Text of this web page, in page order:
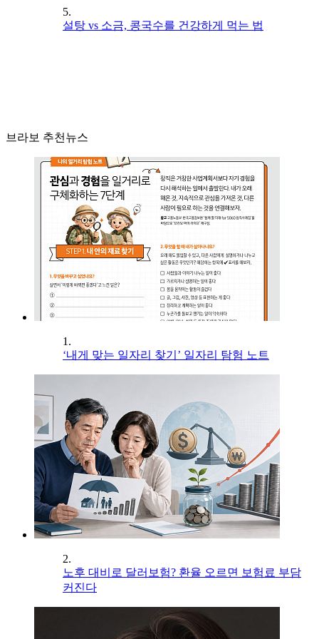
5.
설탕 vs 소금, 콩국수를 건강하게 먹는 법
브라보 추천뉴스
1.
‘내게 맞는 일자리 찾기’ 일자리 탐험 노트
2.
노후 대비로 달러보험? 환율 오르면 보험료 부담
커진다